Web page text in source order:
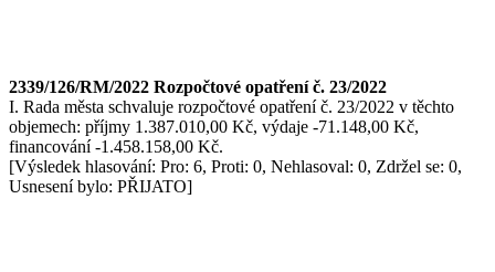
2339/126/RM/2022 Rozpočtové opatření č. 23/2022
I. Rada města schvaluje rozpočtové opatření č. 23/2022 v těchto
objemech: příjmy 1.387.010,00 Kč, výdaje -71.148,00 Kč,
financování -1.458.158,00 Kč.
[Výsledek hlasování: Pro: 6, Proti: 0, Nehlasoval: 0, Zdržel se: 0,
Usnesení bylo: PŘIJATO]